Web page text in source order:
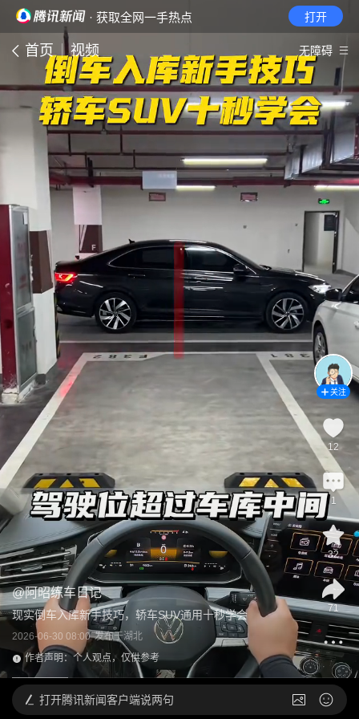
· 获取全网一手热点 打开
首页 视频 无障碍
@阿昭练车日记
现实倒车入库新手技巧，轿车SUV通用十秒学会
2026-06-30 08:00 发布于湖北
作者声明：个人观点，仅供参考
关注
12
1
32
71
打开腾讯新闻客户端说两句